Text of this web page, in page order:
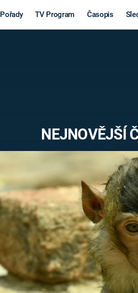
Pořady TV Program Časopis
STAROVĚKÝ EGYPT
Výročí
MARIE TEREZIE
NAPOLEON
BONAPARTE
BRITSKÁ
KRÁLOVSKÁ
NEJNOVĚJŠÍ